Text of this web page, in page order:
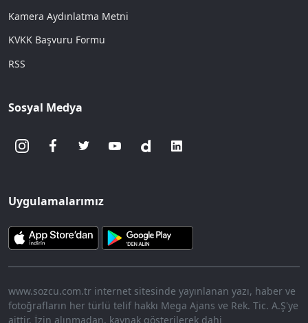
Kamera Aydınlatma Metni
KVKK Başvuru Formu
RSS
Sosyal Medya
Uygulamalarımız
www.sozcu.com.tr internet sitesinde yayınlanan yazı, haber ve
fotoğrafların her türlü telif hakkı Mega Ajans ve Rek. Tic. A.Ş'ye
aittir. İzin alınmadan, kaynak gösterilerek dahi